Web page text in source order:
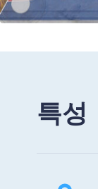
특성